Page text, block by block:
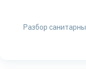
Разбор